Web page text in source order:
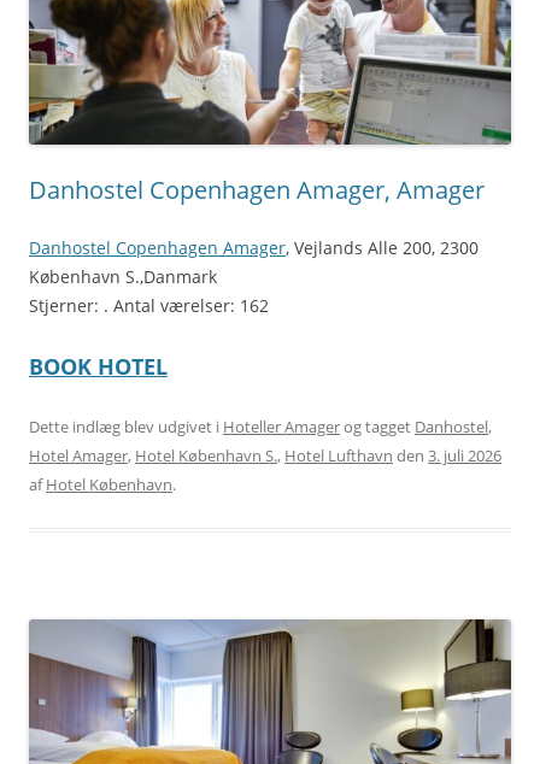
Danhostel Copenhagen Amager, Amager
Danhostel Copenhagen Amager, Vejlands Alle 200, 2300
København S.,Danmark
Stjerner: . Antal værelser: 162
BOOK HOTEL
Dette indlæg blev udgivet i Hoteller Amagerog tagget Danhostel,
Hotel Amager, Hotel København S., Hotel Lufthavn den 3. juli 2026
afHotel København.